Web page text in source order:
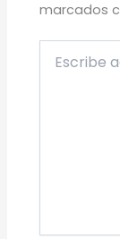
marcados
aquí...